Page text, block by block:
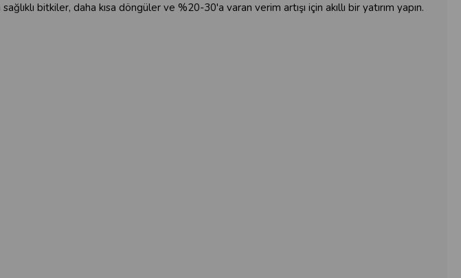
bitkiler, daha kısa döngüler ve %20-30'a varan verim artışı için akıllı bir yatırım yapın.